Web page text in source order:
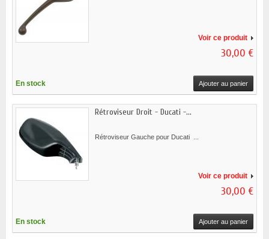
Voir ce produit
30,00 €
En stock Ajouter au panier
Rétroviseur Droit - Ducati -...
Rétroviseur Gauche pour Ducati ...
Voir ce produit
30,00 €
En stock Ajouter au panier